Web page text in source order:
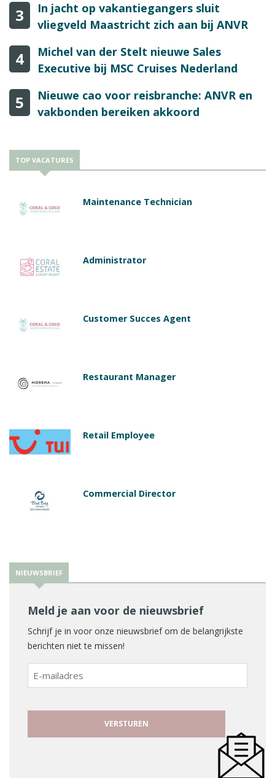
3
In jacht op vakantiegangers sluit
vliegveld Maastricht zich aan bij ANVR
4
Michel van der Stelt nieuwe Sales
Executive bij MSC Cruises Nederland
5
Nieuwe cao voor reisbranche: ANVR en
vakbonden bereiken akkoord
TOP VACATURES
Maintenance Technician
Administrator
Customer Succes Agent
Restaurant Manager
Retail Employee
Commercial Director
NIEUWSBRIEF
Meld je aan voor de nieuwsbrief
Schrijf je in voor onze nieuwsbrief om de belangrijkste
berichten niet te missen!
E-
mailadres